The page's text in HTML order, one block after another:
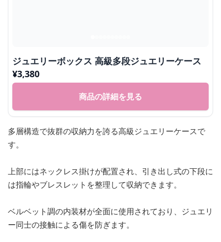
ジュエリーボックス 高級多段ジュエリーケース
¥3,380
商品の詳細を見る
多層構造で抜群の収納力を誇る高級ジュエリーケースで
す。
上部にはネックレス掛けが配置され、引き出し式の下段に
は指輪やブレスレットを整理して収納できます。
ベルベット調の内装材が全面に使用されており、ジュエリ
ー同士の接触による傷を防ぎます。